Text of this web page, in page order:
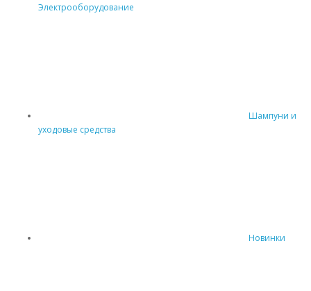
Электрооборудование
Шампуни и
уходовые средства
Новинки